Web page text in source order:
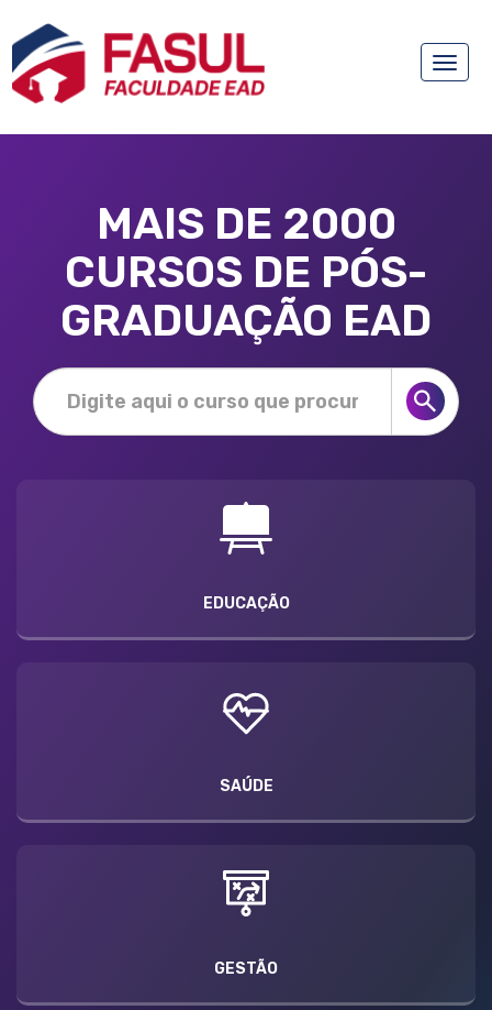
Toggle
MAIS DE 2000
CURSOS DE PÓS-
GRADUAÇÃO EAD
EDUCAÇÃO
SAÚDE
GESTÃO